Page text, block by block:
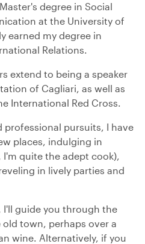
degree in Social
at the University of
earned my degree in
Relations.
extend to being a speaker
of Cagliari, as well as
International Red Cross.
professional pursuits, I have
places, indulging in
I'm quite the adept cook),
in lively parties and
guide you through the
town, perhaps over a
wine. Alternatively, if you